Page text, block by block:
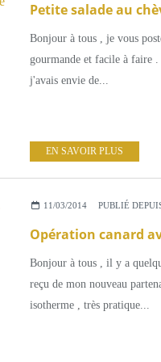
Bonjour à tous , je vous
gourmande et facile à faire .
j'avais envie de...
EN SAVOIR PLUS
11/03/2014 PUBLIÉ
Bonjour à tous , il y a
reçu de mon nouveau
isotherme , très pratique...